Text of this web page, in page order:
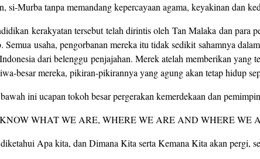
si-Murba tanpa memandang kepercayaan agama, keyakinan dan
kerakyatan tersebut telah dirintis oleh Tan Malaka dan para
Semua usaha, pengorbanan mereka itu tidak sedikit sahamnya
dari belenggu penjajahan. Merek atelah memberikan
besar mereka, pikiran-pikirannya yang agung akan tetap hidup
ini ucapan tokoh besar pergerakan kemerdekaan dan
WHAT WE ARE, WHERE WE ARE AND WHERE
Apa kita, dan Dimana Kita serta Kemana Kita akan pergi,